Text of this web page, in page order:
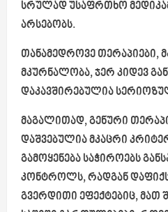
სრულად უსაფრთხო
არსებობს.
თანამედროვე თერაპიები,
მკურნალობა, ჯერ კიდევ
დაკავშირებულია
მაგალითად, გენური
დაშვებულია მკაცრი
გამოყენება საჭიროებს
კონტროლს, რადგან
გვერდითი ეფექტებიც,